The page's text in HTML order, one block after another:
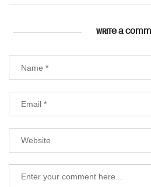
WRITE A